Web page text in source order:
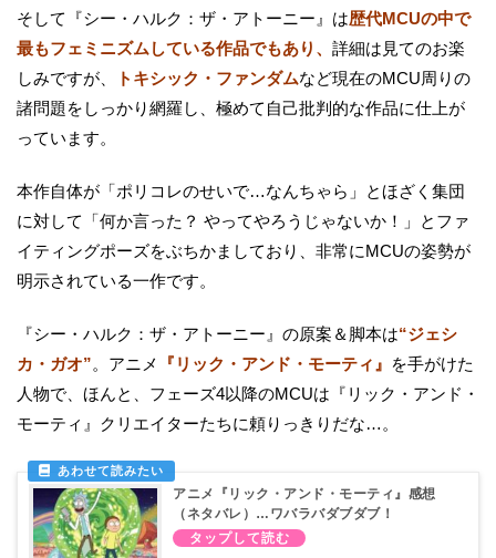
そして『シー・ハルク：ザ・アトーニー』は歴代MCUの中で
最もフェミニズムしている作品でもあり、 詳細は見てのお楽
しみですが、
トキシック・ファンダムなど現在のMCU周りの
諸問題をしっかり網羅し、極めて自己批判的な作品に仕上が
っています。
本作自体が「ポリコレのせいで…なんちゃら」とほざく集団
に対して「何か言った？ やってやろうじゃないか！」とファ
イティングポーズをぶちかましており、非常にMCUの姿勢が
明示されている一作です。
『シー・ハルク：ザ・アトーニー』の原案＆脚本は“ジェシ
カ・ガオ”。アニメ 『リック・アンド・モーティ』 を手がけた
人物で、ほんと、フェーズ4以降のMCUは『リック・アンド・
モーティ』クリエイターたちに頼りっきりだな…。
アニメ『リック・アンド・モーティ』感想
（ネタバレ）…ワバラバダブダブ！